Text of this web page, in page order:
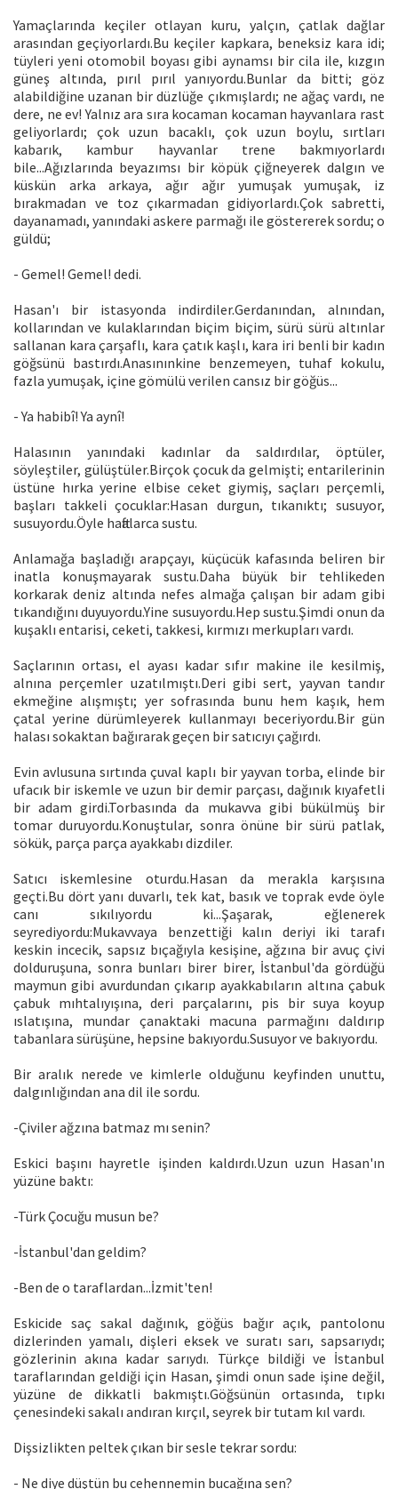
Yamaçlarında keçiler otlayan kuru, yalçın, çatlak dağlar
arasından geçiyorlardı.Bu keçiler kapkara, beneksiz kara idi;
tüyleri yeni otomobil boyası gibi aynamsı bir cila ile, kızgın
güneş altında, pırıl pırıl yanıyordu.Bunlar da bitti; göz
alabildiğine uzanan bir düzlüğe çıkmışlardı; ne ağaç vardı, ne
dere, ne ev! Yalnız ara sıra kocaman kocaman hayvanlara rast
geliyorlardı; çok uzun bacaklı, çok uzun boylu, sırtları
kabarık, kambur hayvanlar trene bakmıyorlardı
bile...Ağızlarında beyazımsı bir köpük çiğneyerek dalgın ve
küskün arka arkaya, ağır ağır yumuşak yumuşak, iz
bırakmadan ve toz çıkarmadan gidiyorlardı.Çok sabretti,
dayanamadı, yanındaki askere parmağı ile göstererek sordu; o
güldü;
- Gemel! Gemel! dedi.
Hasan'ı bir istasyonda indirdiler.Gerdanından, alnından,
kollarından ve kulaklarından biçim biçim, sürü sürü altınlar
sallanan kara çarşaflı, kara çatık kaşlı, kara iri benli bir kadın
göğsünü bastırdı.Anasınınkine benzemeyen, tuhaf kokulu,
fazla yumuşak, içine gömülü verilen cansız bir göğüs...
- Ya habibî! Ya aynî!
Halasının yanındaki kadınlar da saldırdılar, öptüler,
söyleştiler, gülüştüler.Birçok çocuk da gelmişti; entarilerinin
üstüne hırka yerine elbise ceket giymiş, saçları perçemli,
başları takkeli çocuklar:Hasan durgun, tıkanıktı; susuyor,
susuyordu.Öyle haftalarca sustu.
Anlamağa başladığı arapçayı, küçücük kafasında beliren bir
inatla konuşmayarak sustu.Daha büyük bir tehlikeden
korkarak deniz altında nefes almağa çalışan bir adam gibi
tıkandığını duyuyordu.Yine susuyordu.Hep sustu.Şimdi onun da
kuşaklı entarisi, ceketi, takkesi, kırmızı merkupları vardı.
Saçlarının ortası, el ayası kadar sıfır makine ile kesilmiş,
alnına perçemler uzatılmıştı.Deri gibi sert, yayvan tandır
ekmeğine alışmıştı; yer sofrasında bunu hem kaşık, hem
çatal yerine dürümleyerek kullanmayı beceriyordu.Bir gün
halası sokaktan bağırarak geçen bir satıcıyı çağırdı.
Evin avlusuna sırtında çuval kaplı bir yayvan torba, elinde bir
ufacık bir iskemle ve uzun bir demir parçası, dağınık kıyafetli
bir adam girdi.Torbasında da mukavva gibi bükülmüş bir
tomar duruyordu.Konuştular, sonra önüne bir sürü patlak,
sökük, parça parça ayakkabı dizdiler.
Satıcı iskemlesine oturdu.Hasan da merakla karşısına
geçti.Bu dört yanı duvarlı, tek kat, basık ve toprak evde öyle
canı sıkılıyordu ki...Şaşarak, eğlenerek
seyrediyordu:Mukavvaya benzettiği kalın deriyi iki tarafı
keskin incecik, sapsız bıçağıyla kesişine, ağzına bir avuç çivi
dolduruşuna, sonra bunları birer birer, İstanbul'da gördüğü
maymun gibi avurdundan çıkarıp ayakkabıların altına çabuk
çabuk mıhtalıyışına, deri parçalarını, pis bir suya koyup
ıslatışına, mundar çanaktaki macuna parmağını daldırıp
tabanlara sürüşüne, hepsine bakıyordu.Susuyor ve bakıyordu.
Bir aralık nerede ve kimlerle olduğunu keyfinden unuttu,
dalgınlığından ana dil ile sordu.
-Çiviler ağzına batmaz mı senin?
Eskici başını hayretle işinden kaldırdı.Uzun uzun Hasan'ın
yüzüne baktı:
-Türk Çocuğu musun be?
-İstanbul'dan geldim?
-Ben de o taraflardan...İzmit'ten!
Eskicide saç sakal dağınık, göğüs bağır açık, pantolonu
dizlerinden yamalı, dişleri eksek ve suratı sarı, sapsarıydı;
gözlerinin akına kadar sarıydı. Türkçe bildiği ve İstanbul
taraflarından geldiği için Hasan, şimdi onun sade işine değil,
yüzüne de dikkatli bakmıştı.Göğsünün ortasında, tıpkı
çenesindeki sakalı andıran kırçıl, seyrek bir tutam kıl vardı.
Dişsizlikten peltek çıkan bir sesle tekrar sordu:
- Ne diye düştün bu cehennemin bucağına sen?